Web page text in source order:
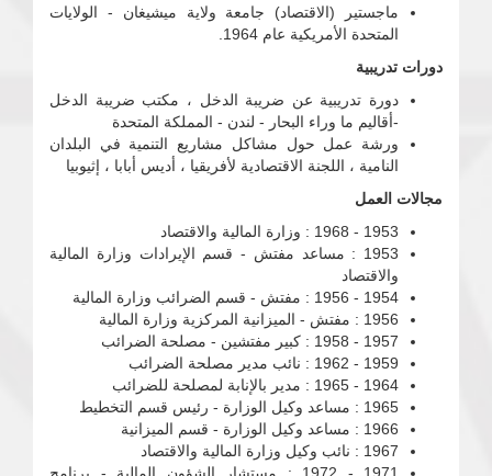
ماجستير (الاقتصاد) جامعة ولاية ميشيغان - الولايات
المتحدة الأمريكية عام 1964.
دورات تدريبية
دورة تدريبية عن ضريبة الدخل ، مكتب ضريبة الدخل
-أقاليم ما وراء البحار - لندن - المملكة المتحدة
ورشة عمل حول مشاكل مشاريع التنمية في البلدان
النامية ، اللجنة الاقتصادية لأفريقيا ، أديس أبابا ، إثيوبيا
مجالات العمل
1953 - 1968 : وزارة المالية والاقتصاد
1953 : مساعد مفتش - قسم الإيرادات وزارة المالية
والاقتصاد
1954 - 1956 : مفتش - قسم الضرائب وزارة المالية
1956 : مفتش - الميزانية المركزية وزارة المالية
1957 - 1958 : كبير مفتشين - مصلحة الضرائب
1959 - 1962 : نائب مدير مصلحة الضرائب
1964 - 1965 : مدير بالإنابة لمصلحة للضرائب
1965 : مساعد وكيل الوزارة - رئيس قسم التخطيط
1966 : مساعد وكيل الوزارة - قسم الميزانية
1967 : نائب وكيل وزارة المالية والاقتصاد